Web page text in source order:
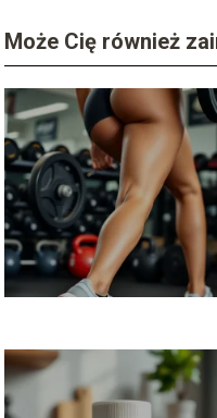
Może Cię również